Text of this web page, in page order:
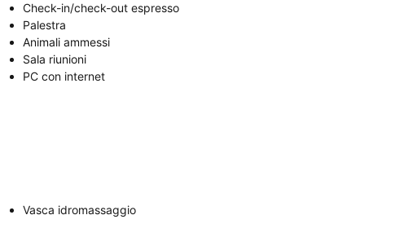
Check-in/check-out espresso
Palestra
Animali ammessi
Sala riunioni
PC con internet
Vasca idromassaggio